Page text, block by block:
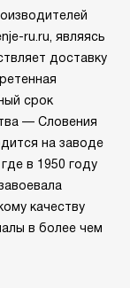
ru.ru, являясь
доставку
срок
— Словения
на заводе
в 1950 году
качеству
в более чем